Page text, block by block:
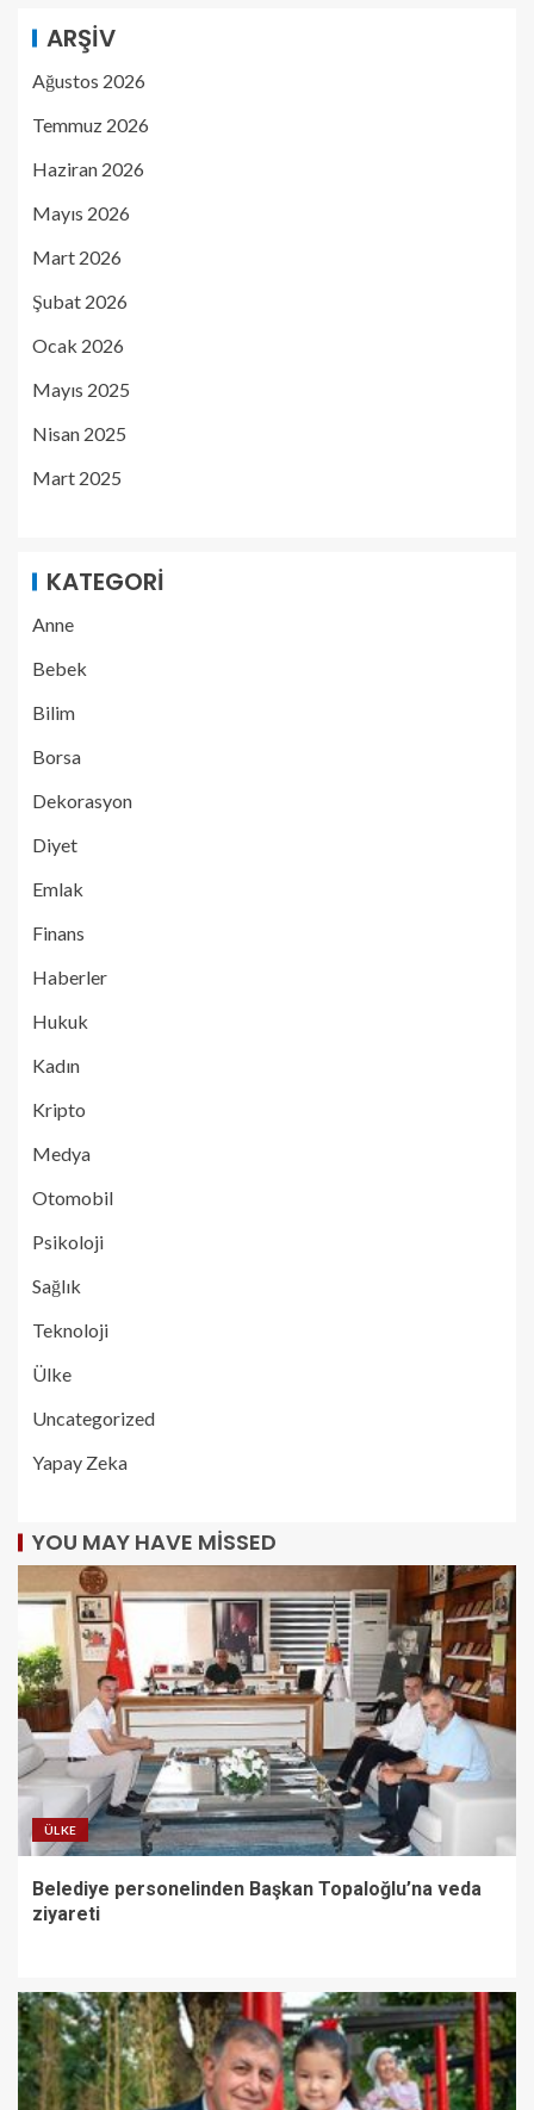
ARŞIV
Ağustos 2026
Temmuz 2026
Haziran 2026
Mayıs 2026
Mart 2026
Şubat 2026
Ocak 2026
Mayıs 2025
Nisan 2025
Mart 2025
KATEGORI
Anne
Bebek
Bilim
Borsa
Dekorasyon
Diyet
Emlak
Finans
Haberler
Hukuk
Kadın
Kripto
Medya
Otomobil
Psikoloji
Sağlık
Teknoloji
Ülke
Uncategorized
Yapay Zeka
YOU MAY HAVE MISSED
ÜLKE
Belediye personelinden Başkan Topaloğlu’na veda
ziyareti